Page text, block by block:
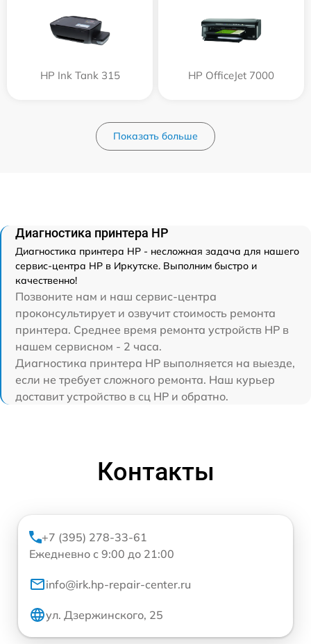
HP Ink Tank 315 HP OfficeJet 7000
Показать больше
Диагностика принтера HP
Диагностика принтера HP - несложная задача для нашего
сервис-центра HP в Иркутске. Выполним быстро и
качественно!
Позвоните нам и наш сервис-центра
проконсультирует и озвучит стоимость ремонта
принтера. Среднее время ремонта устройств HP в
нашем сервисном - 2 часа.
Диагностика принтера HP выполняется на выезде,
если не требует сложного ремонта. Наш курьер
доставит устройство в сц HP и обратно.
Контакты
+7 (395) 278-33-61
Ежедневно с 9:00 до 21:00
info@irk.hp-repair-center.ru
ул. Дзержинского, 25